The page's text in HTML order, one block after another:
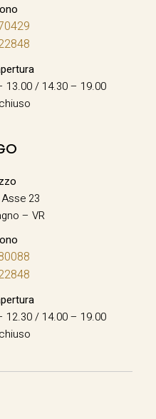
13.00 / 14.30 – 19.00
23
– VR
12.30 / 14.00 – 19.00